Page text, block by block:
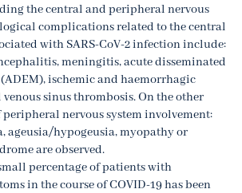
the central and peripheral nervous
complications related to the central
with SARS-CoV-2 infection include:
meningitis, acute disseminated
ischemic and haemorrhagic
sinus thrombosis. On the other
peripheral nervous system involvement:
ageusia/hypogeusia, myopathy or
are observed.
percentage of patients with
in the course of COVID-19 has been